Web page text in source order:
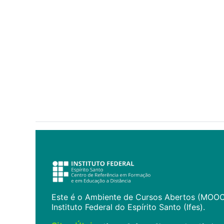
Este é o Ambiente de Cursos Abertos
Instituto Federal do Espírito Santo (Ifes).